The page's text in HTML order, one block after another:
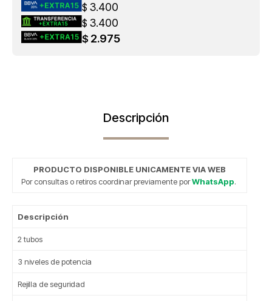
$ 3.400
$ 3.400
$ 2.975
Descripción
PRODUCTO DISPONIBLE UNICAMENTE VIA WEB
Por consultas o retiros coordinar previamente porWhatsApp.
Descripción
2 tubos
3 niveles de potencia
Rejilla de seguridad